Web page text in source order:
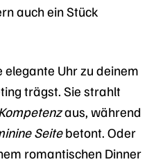
auch ein Stück
elegante Uhr zu deinem
trägst. Sie strahlt
Kompetenzaus, während
Seitebetont. Oder
romantischen Dinner